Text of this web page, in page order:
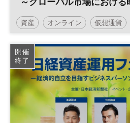
動向～
資産 オンライン 仮想通貨
イノベーション 投資
参加
開催
終了